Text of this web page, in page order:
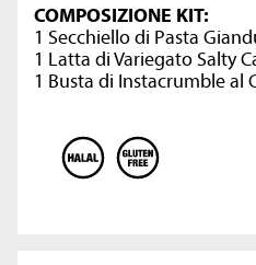
COMPOSIZIONE KIT:
1 Secchiello di Pasta
1 Latta di Variegato Salty
1 Busta di Instacrumble al